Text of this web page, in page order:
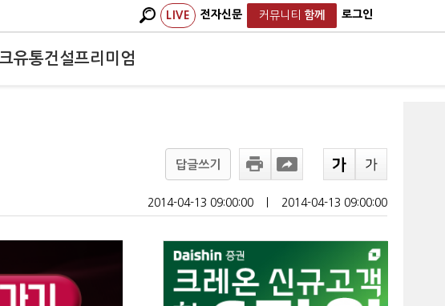
LIVE 전자신문 커뮤니티 함께 로그인
유통건설프리미엄
답글쓰기
2014-04-13 09:00:00 2014-04-13 09:00:00